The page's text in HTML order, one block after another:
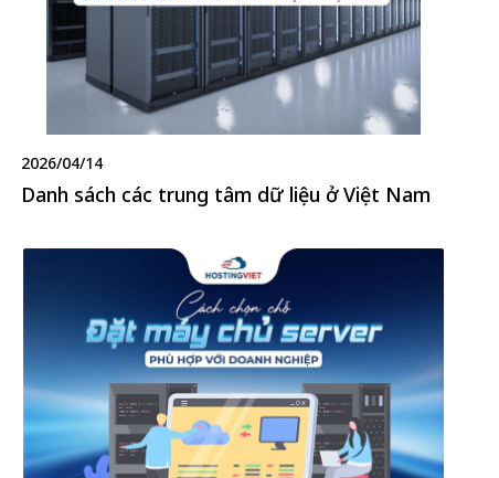
2026/04/14
Danh sách các trung tâm dữ liệu ở Việt Nam